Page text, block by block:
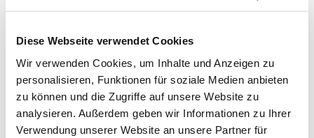
Diese Webseite verwendet Cookies
Wir verwenden Cookies, um Inhalte und Anzeigen zu
personalisieren, Funktionen für soziale Medien anbieten
zu können und die Zugriffe auf unsere Website zu
analysieren. Außerdem geben wir Informationen zu Ihrer
Verwendung unserer Website an unsere Partner für